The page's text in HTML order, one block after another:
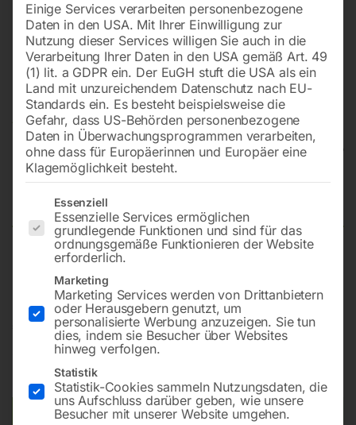
Wippkreissäge HWS 701 K
Robuste Ausführung mit Direktantrieb
1.230,00
zzgl.Versandkosten
Lieferzeit:ca. 5 - 10 Werktage
Versandkosten Standard (Österreich):€40,00
Einige Services verarbeiten personenbezogene
Daten in den USA. Mit Ihrer Einwilligung zur
Nutzung dieser Services willigen Sie auch in die
Verarbeitung Ihrer Daten in den USA gemäß Art. 49
(1) lit. a GDPR ein. Der EuGH stuft die USA als ein
Land mit unzureichendem Datenschutz nach EU-
Standards ein. Es besteht beispielsweise die
Gefahr, dass US-Behörden personenbezogene
Daten in Überwachungsprogrammen verarbeiten,
ohne dass für Europäerinnen und Europäer eine
Klagemöglichkeit besteht.
Es folgt eine Liste der Service-Gruppen, für die eine
Essenziell
Essenzielle Services ermöglichen
grundlegende Funktionen und sind für das
ordnungsgemäße Funktionieren der Website
erforderlich.
Marketing
Marketing Services werden von Drittanbietern
oder Herausgebern genutzt, um
personalisierte Werbung anzuzeigen. Sie tun
dies, indem sie Besucher über Websites
hinweg verfolgen.
Statistik
Statistik-Cookies sammeln Nutzungsdaten, die
uns Aufschluss darüber geben, wie unsere
Besucher mit unserer Website umgehen.